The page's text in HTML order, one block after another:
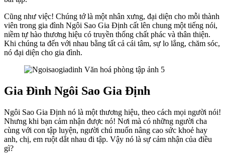
Cũng như việc! Chúng tớ là một nhân xưng, đại diện cho mỗi thành
viên trong gia đình Ngôi Sao Gia Định cất lên chung một tiếng nói,
niềm tự hào thương hiệu có truyền thống chất phác và thân thiện.
Khi chúng ta đến với nhau bằng tất cả cái tâm, sự lo lắng, chăm sóc,
nó đại diện cho gia đình.
Gia Đình Ngôi Sao Gia Định
Ngôi Sao Gia Định nó là một thương hiệu, theo cách mọi người nói!
Nhưng khi bạn cảm nhận được nó! Nơi mà có những người cha
cùng với con tập luyện, người chú muốn nâng cao sức khoẻ hay
anh, chị, em ruột dắt nhau đi tập. Vậy nó là sự cảm nhận của điều
gì?